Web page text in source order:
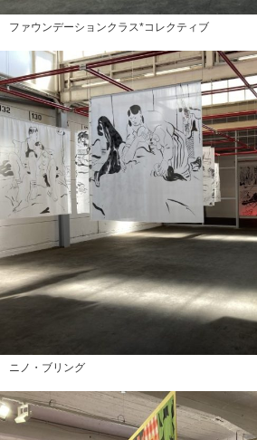
ファウンデーションクラス*コレクティブ
ニノ・ブリング